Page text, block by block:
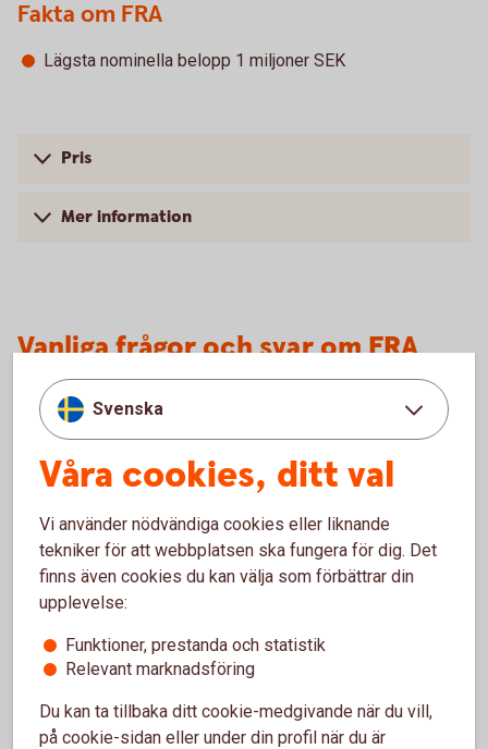
Fakta om FRA
Lägsta nominella belopp 1 miljoner SEK
Pris
Mer information
Vanliga frågor och svar om FRA
Vem kan använda FRA’s?
Vilken löptid har FRA’s?
Vilket är det lägsta beloppet som kan handlas?
Ränteplaceringar
Bostadsobligationer
Svenska
Våra cookies, ditt val
Vi använder nödvändiga cookies eller liknande
tekniker för att webbplatsen ska fungera för dig. Det
finns även cookies du kan välja som förbättrar din
upplevelse:
Funktioner, prestanda och statistik
Relevant marknadsföring
Du kan ta tillbaka ditt cookie-medgivande när du vill,
på cookie-sidan eller under din profil när du är